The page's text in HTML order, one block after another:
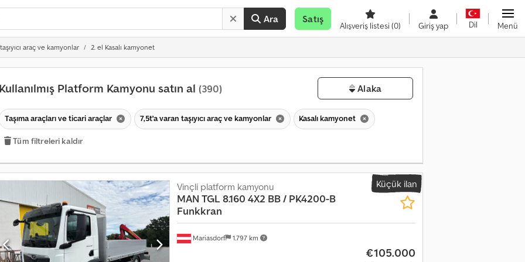
Ara Satış
Alışveriş listesi (0) Giriş yap Dil Menü
araç ve kamyonlar 2. el Kasalı kamyonet
Kullanılmış Platform Kamyonu satın al (390) Alaka
Taşıma araçları ve ticari araçlar 7,5t'a varan taşıyıcı araç ve kamyonlar Kasalı kamyonet
Tüm filtreleri kaldır
Küçük ilan
Mariasdorf 1.797 km
Vinçli platform kamyonu
MAN TGL 8.160 4X2 BB / PK4200-B
Funkkran
€105.000